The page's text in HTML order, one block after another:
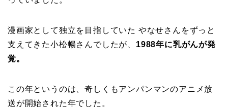
漫画家として独立を目指していた やなせさんをずっと
支えてきた小松暢さんでしたが、 1988年に乳がんが発
覚。
この年というのは、奇しくもアンパンマンのアニメ放
送が開始された年でした。